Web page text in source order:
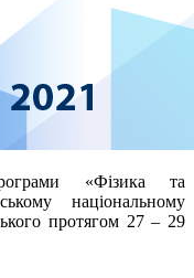
«Фізика та
національному
протягом 27 – 29